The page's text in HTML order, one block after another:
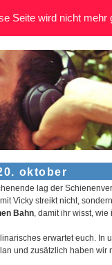
oktober
lag der
Vicky streikt nicht,
Bahn, damit ihr wisst,
erwartet euch. In
und zusätzlich haben wir
Seite wird nicht mehr